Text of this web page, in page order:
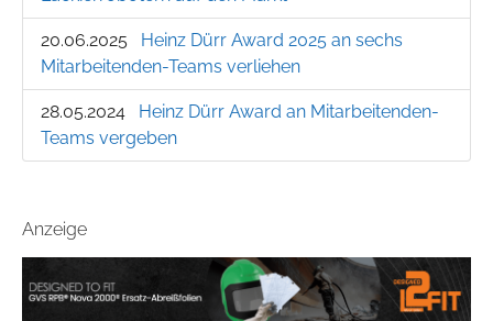
20.06.2025
Heinz Dürr Award 2025 an sechs
Mitarbeitenden-Teams verliehen
28.05.2024
Heinz Dürr Award an Mitarbeitenden-
Teams vergeben
Anzeige